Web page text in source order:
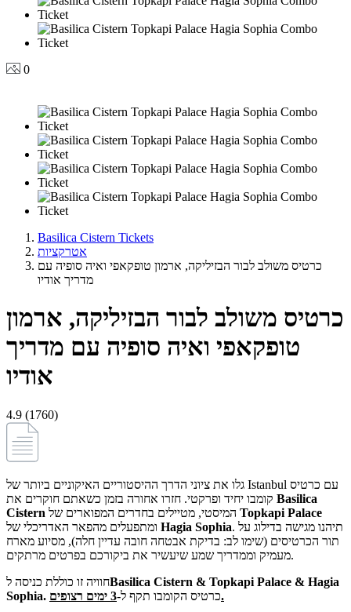
0
Basilica Cistern Tickets
אטרקציות
כרטיס משולב לבור הבזיליקה, ארמון טופקאפי ואיה סופיה עם
מדריך אודיו
כרטיס משולב לבור הבזיליקה, ארמון
טופקאפי ואיה סופיה עם מדריך
אודיו
4.9 (1760)
גלו את ציוני הדרך ההיסטוריים האיקוניים ביותר של Istanbul עם כרטיס
Basilica
Cistern
Topkapi Palace
Hagia Sophia. תיהנו מגישה בדילוג על
תור הכרטיסים (שימו לב: בדיקת אבטחה חובה עדיין חלה), מסיוע מארח
מעמיק וממדריך שמע שיעשיר את ביקורכם בפרטים מרתקים.
חוויה זו כוללת כניסה לBasilica Cistern & Topkapi Palace & Hagia
Sophia.
כרטיס הקומבו תקף ל-3 ימים רצופים.